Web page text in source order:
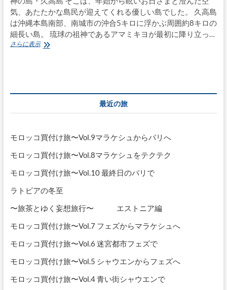
気、あたたかな島民が迎えてくれる優しい島でした。 久高島
は沖縄本島南部、南城市の沖合5キロに浮かぶ周囲約8キロの
細長い島。 琉球の祖神であるアマミキヨが最初に降り立っ…
さらに表示神々
最近の旅
モロッコ買付け旅〜Vol.9マラケシュからパリへ
モロッコ買付け旅〜Vol.8マラケシュをテクテク
モロッコ買付け旅〜Vol.10 最終日のパリで
ラトビアの冬至
〜旅茶とゆく妄想旅行〜 エストニア編
モロッコ買付け旅〜Vol.7 フェズからマラケシュへ
モロッコ買付け旅〜Vol.6 迷宮都市フェズで
モロッコ買付け旅〜Vol.5 シャウエンからフェズへ
モロッコ買付け旅〜Vol.4 青い街シャウエンで